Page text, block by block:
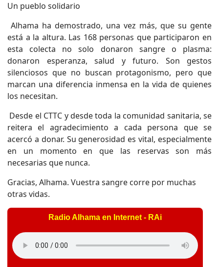
Un pueblo solidario
Alhama ha demostrado, una vez más, que su gente
está a la altura. Las 168 personas que participaron en
esta colecta no solo donaron sangre o plasma:
donaron esperanza, salud y futuro. Son gestos
silenciosos que no buscan protagonismo, pero que
marcan una diferencia inmensa en la vida de quienes
los necesitan.
Desde el CTTC y desde toda la comunidad sanitaria, se
reitera el agradecimiento a cada persona que se
acercó a donar. Su generosidad es vital, especialmente
en un momento en que las reservas son más
necesarias que nunca.
Gracias, Alhama. Vuestra sangre corre por muchas
otras vidas.
Radio Alhama en Internet - RAi